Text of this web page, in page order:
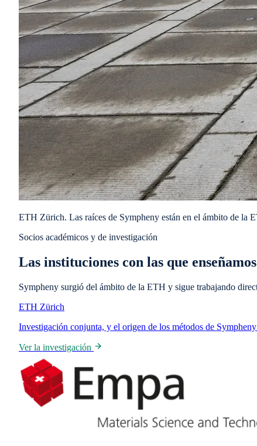
ETH Zürich. Las raíces de Sympheny están en el ámbito de la
Socios académicos y de investigación
Las instituciones con las que
Sympheny surgió del ámbito de la ETH y sigue trabajando
ETH Zürich
Investigación conjunta, y el origen de los métodos de
Ver la investigación